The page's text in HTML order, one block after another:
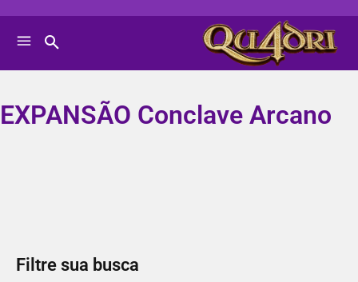
EXPANSÃO Conclave Arcano
Filtre sua busca